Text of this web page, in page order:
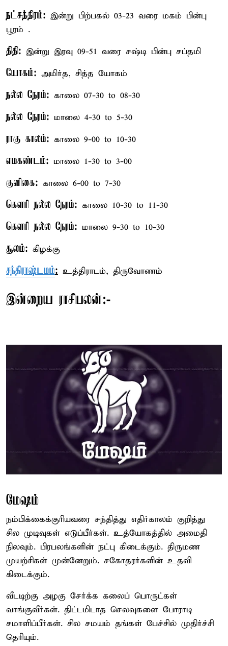
நட்சத்திரம்: இன்று பிற்பகல் 03-23 வரை மகம் பின்பு
பூரம் .
திதி: இன்று இரவு 09-51 வரை சஷ்டி பின்பு சப்தமி
யோகம்: அமிர்த, சித்த யோகம்
நல்ல நேரம்: காலை 07-30 to 08-30
நல்ல நேரம்: மாலை 4-30 to 5-30
ராகு காலம்: காலை 9-00 to 10-30
எமகண்டம்: மாலை 1-30 to 3-00
குளிகை: காலை 6-00 to 7-30
கௌரி நல்ல நேரம்: காலை 10-30 to 11-30
கௌரி நல்ல நேரம்: மாலை 9-30 to 10-30
சூலம்: கிழக்கு
சந்திராஷ்டமம்: உத்திராடம், திருவோணம்
இன்றைய ராசிபலன்:-
மேஷம்
நம்பிக்கைக்குரியவரை சந்தித்து எதிர்காலம் குறித்து
சில முடிவுகள் எடுப்பீர்கள். உத்யோகத்தில் அமைதி
நிலவும். பிரபலங்களின் நட்பு கிடைக்கும். திருமண
முயற்சிகள் முன்னேறும். சகோதரர்களின் உதவி
கிடைக்கும்.
வீடடிற்கு அழகு சேர்க்க கலைப் பொருட்கள்
வாங்குவீர்கள். திட்டமிடாத செலவுகளை போராடி
சமாளிப்பீர்கள். சில சமயம் தங்கள் பேச்சில் முதிர்ச்சி
தெரியும்.